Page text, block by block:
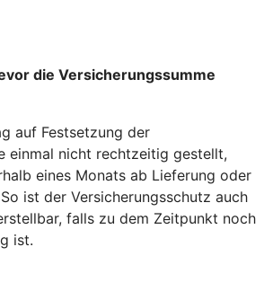
die Versicherungssumme
auf Festsetzung der
einmal nicht rechtzeitig gestellt,
eines Monats ab Lieferung oder
ist der Versicherungsschutz auch
falls zu dem Zeitpunkt noch
ist.